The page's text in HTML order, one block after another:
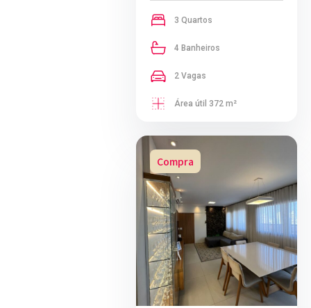
3 Quartos
4 Banheiros
2 Vagas
Área útil 372 m²
Compra